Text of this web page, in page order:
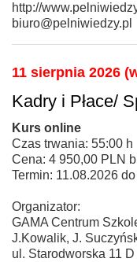
http://
biuro@pelniwiedzy.pl
11 sierpnia 2026
Kadry i Płace/
Kurs online
Czas trwania: 55:00 h
Cena: 4 950,00 PLN
Termin: 11.08.2026
Organizator:
GAMA Centrum
J.Kowalik, J.
ul. Starodworska 11 D